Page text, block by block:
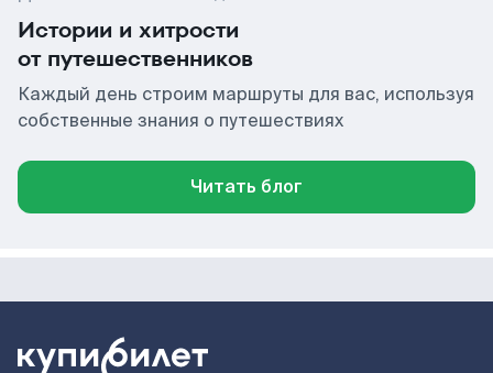
Истории и хитрости
от путешественников
Каждый день строим маршруты для вас, используя
собственные знания о путешествиях
Читать блог